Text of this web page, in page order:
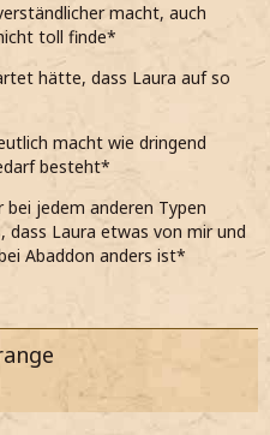
macht, auch
toll finde*
hätte, dass Laura auf so
macht wie dringend
besteht*
jedem anderen Typen
dass Laura etwas von mir und
Abaddon anders ist*